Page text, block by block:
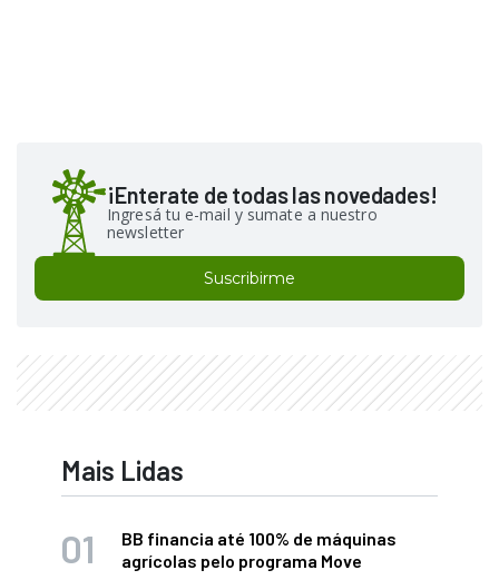
¡Enterate de todas las novedades!
Ingresá tu e-mail y sumate a nuestro
newsletter
Suscribirme
Mais Lidas
BB financia até 100% de máquinas
agrícolas pelo programa Move